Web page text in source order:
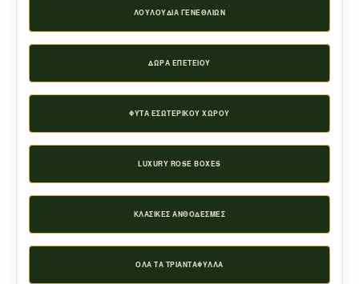
ΛΟΥΛΟΎΔΙΑ ΓΕΝΕΘΛΊΩΝ
ΔΏΡΑ ΕΠΕΤΕΊΟΥ
ΦΥΤΆ ΕΣΩΤΕΡΙΚΟΎ ΧΏΡΟΥ
LUXURY ROSE BOXES
ΚΛΑΣΙΚΈΣ ΑΝΘΟΔΈΣΜΕΣ
ΌΛΑ ΤΑ ΤΡΙΑΝΤΆΦΥΛΛΑ